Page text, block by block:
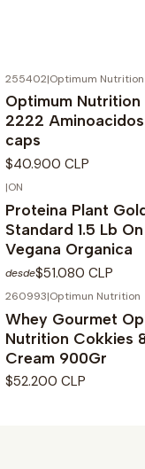
255402|Optimum Nutrition
Optimum Nutrition
2222
caps
$40.900 CLP
|ON
Proteina Plant
Standard 1.5 Lb On
Vegana Organica
desde$51.080 CLP
260993|Optimun Nutrition
Whey Gourmet
Nutrition Cokkies
Cream 900Gr
$52.200 CLP